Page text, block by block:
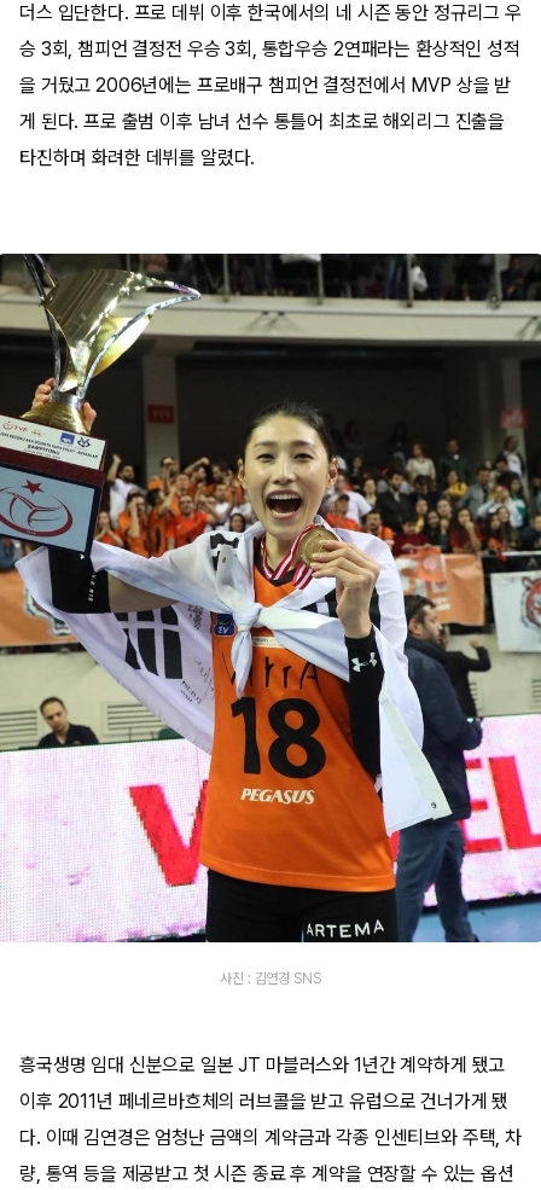
더스 입단한다. 프로 데뷔 이후 한국에서의 네 시즌 동안 정규리그 우
승 3회, 챔피언 결정전 우승 3회, 통합우승 2연패라는 환상적인 성적
을 거뒀고 2006년에는 프로배구 챔피언 결정전에서 MVP 상을 받
게 된다. 프로 출범 이후 남녀 선수 통틀어 최초로 해외리그 진출을
타진하며 화려한 데뷔를 알렸다.
사진 : 김연경 SNS
흥국생명 임대 신분으로 일본 JT 마블러스와 1년간 계약하게 됐고
이후 2011년 페네르바흐체의 러브콜을 받고 유럽으로 건너가게 됐
다. 이때 김연경은 엄청난 금액의 계약금과 각종 인센티브와 주택, 차
량, 통역 등을 제공받고 첫 시즌 종료 후 계약을 연장할 수 있는 옵션